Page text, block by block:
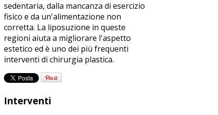
sedentaria, dalla mancanza di esercizio
fisico e da un'alimentazione non
corretta. La liposuzione in queste
regioni aiuta a migliorare l'aspetto
estetico ed è uno dei più frequenti
interventi di chirurgia plastica.
Interventi